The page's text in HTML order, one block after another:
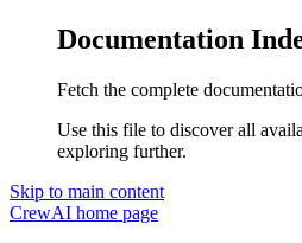
Documentation
Fetch the complete
Use this file to discover all
exploring further.
Skip to main content
CrewAI home page